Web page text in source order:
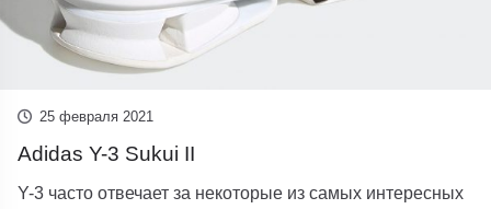
25 февраля 2021
Adidas Y-3 Sukui II
Y-3 часто отвечает за некоторые из самых интересных